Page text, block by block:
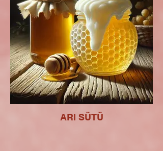
ARI SÜTÜ